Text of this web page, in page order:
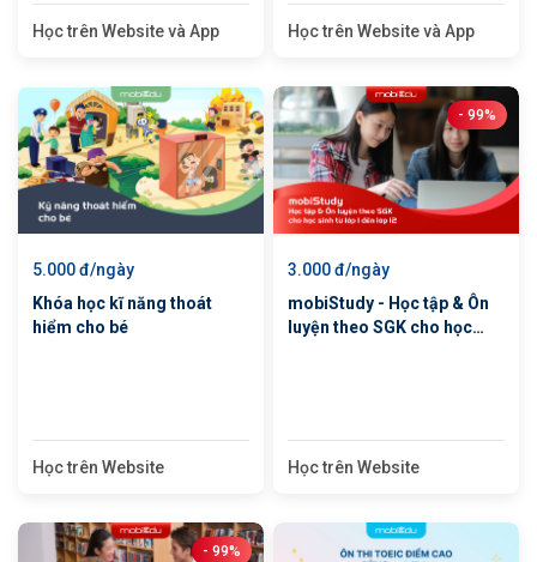
Học trên Website và App Học trên Website và App
5.000 đ/ngày
Khóa học kĩ năng thoát
hiểm cho bé
Học trên Website
- 99%
3.000 đ/ngày
mobiStudy - Học tập & Ôn
luyện theo SGK cho học
Học trên Website
- 99%